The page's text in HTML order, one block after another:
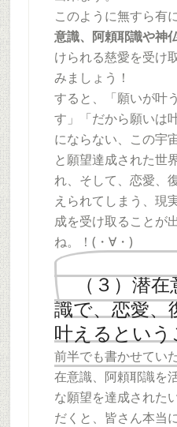
このように無すら有
意識、阿頼耶識や神
けられる慈愛を受け
みましょう！
すると、「願いが叶
す」「だから願いは
にならない、この宇
と願望達成された世
れ、そして、恋愛、
えられてしまう、現
成を受け取ることが
ね。！(・∀・)
（３）潜在
識で、恋愛、
叶えるという
前半でも書かせてい
在意識、阿頼耶識を
な願望を達成された
だくと、皆さん本当